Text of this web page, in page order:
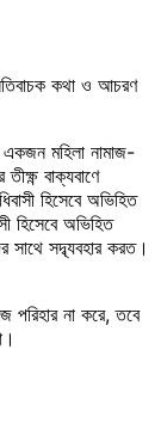
কথা ও আচরণ
মহিলা নামাজ-
বাক্যবাণে
হিসেবে অভিহিত
হিসেবে অভিহিত
সদ্ব্যবহার করত।
পরিহার না করে, তবে